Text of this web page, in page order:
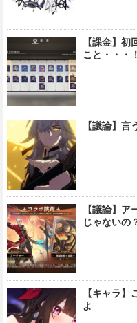
【課金】
こと・・・
【議論】言
【議論】
じゃないの
【キャラ
よ